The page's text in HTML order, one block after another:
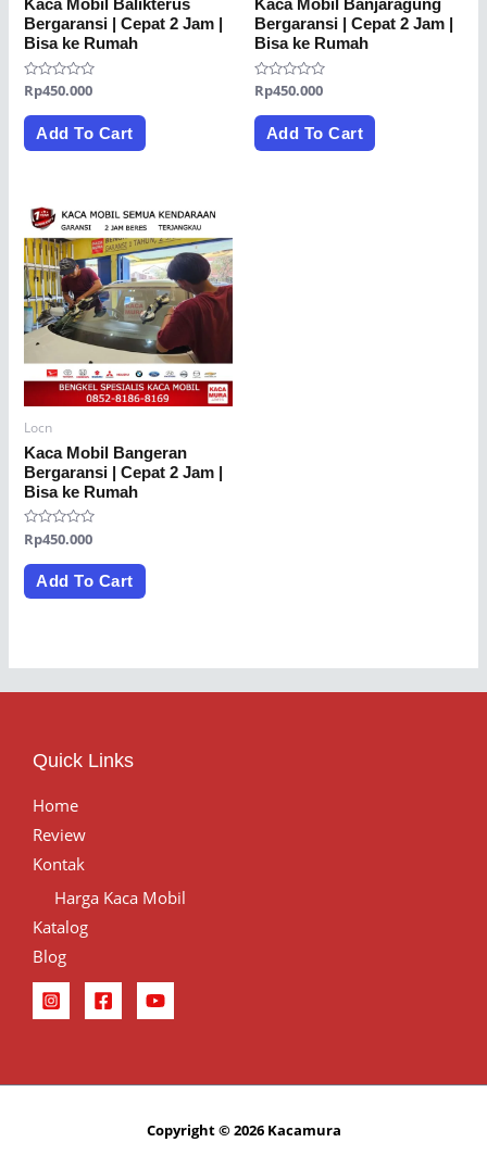
Kaca Mobil Balikterus
Bergaransi | Cepat 2 Jam |
Bisa ke Rumah
Rated
out
Rp450.000
Add To Cart
Kaca Mobil Banjaragung
Bergaransi | Cepat 2 Jam |
Bisa ke Rumah
Rated
out
Rp450.000
Add To Cart
Locn
Kaca Mobil Bangeran
Bergaransi | Cepat 2 Jam |
Bisa ke Rumah
Rated
0
out
Rp450.000
Add To Cart
Quick Links
Home
Review
Kontak
Harga Kaca Mobil
Katalog
Blog
Copyright © 2026 Kacamura